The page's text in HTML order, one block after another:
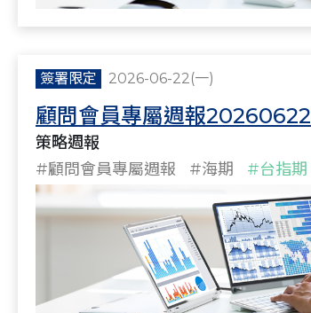
簽署限定 2026-06-22(一)
顧問會員專屬週報20260622
策略週報
#顧問會員專屬週報
#海期
#台指期
#策略